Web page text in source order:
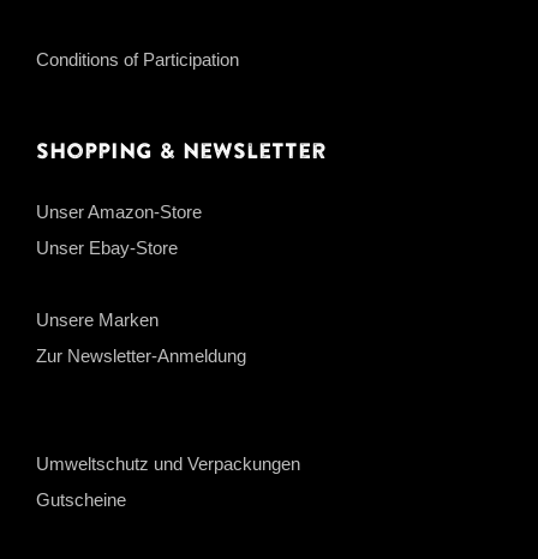
Conditions of Participation
Shopping & Newsletter
Unser Amazon-Store
Unser Ebay-Store
Unsere Marken
Zur Newsletter-Anmeldung
Umweltschutz und Verpackungen
Gutscheine